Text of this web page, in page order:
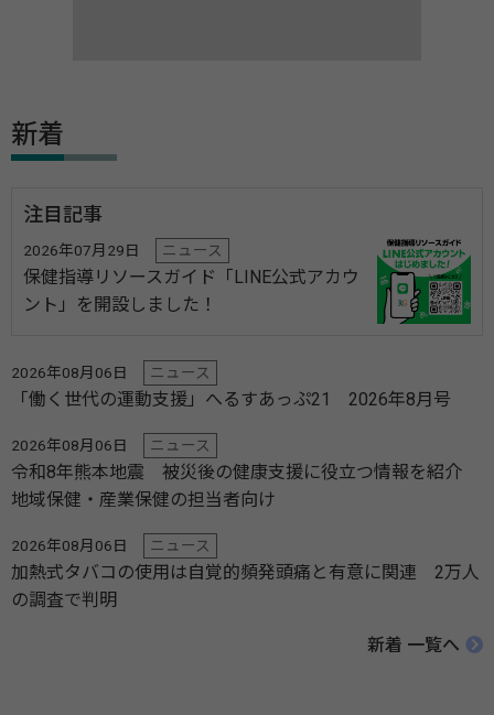
新着
注目記事
2026年07月29日 ニュース
保健指導リソースガイド「LINE公式アカウ
ント」を開設しました！
2026年08月06日 ニュース
「働く世代の運動支援」へるすあっぷ21 2026年8月号
2026年08月06日 ニュース
令和8年熊本地震 被災後の健康支援に役立つ情報を紹介
地域保健・産業保健の担当者向け
2026年08月06日 ニュース
加熱式タバコの使用は自覚的頻発頭痛と有意に関連 2万人
の調査で判明
新着 一覧へ